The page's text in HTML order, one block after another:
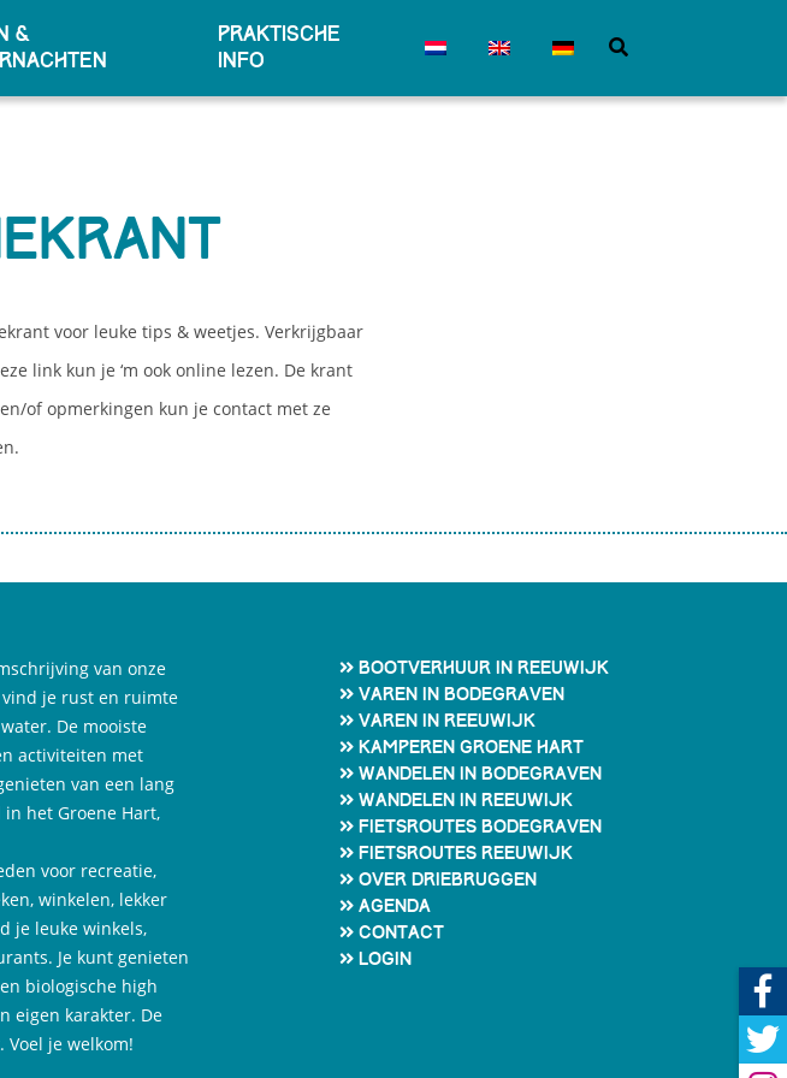
&
Praktische
info
vele leuke
voor leuke tips & weetjes. Verkrijgbaar
link kun je ‘m ook online lezen. De krant
of opmerkingen kun je contact met ze
van onze
je rust en ruimte
De mooiste
activiteiten met
van een lang
het Groene Hart,
voor recreatie,
winkelen, lekker
je leuke winkels,
Je kunt genieten
biologische high
eigen karakter. De
je welkom!
Bootverhuur in Reeuwijk
Varen in Bodegraven
Varen in Reeuwijk
Kamperen Groene Hart
Wandelen in Bodegraven
Wandelen in Reeuwijk
Fietsroutes Bodegraven
Fietsroutes Reeuwijk
Over Driebruggen
Agenda
Contact
Login